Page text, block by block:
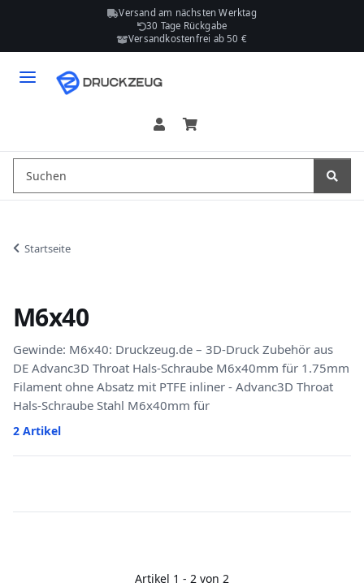
Versand am nächsten Werktag
30 Tage Rückgabe
Versandkostenfrei ab 50 €
Startseite
M6x40
Gewinde: M6x40: Druckzeug.de – 3D-Druck Zubehör aus
DE Advanc3D Throat Hals-Schraube M6x40mm für 1.75mm
Filament ohne Absatz mit PTFE inliner - Advanc3D Throat
Hals-Schraube Stahl M6x40mm für
2 Artikel
Artikel 1 - 2 von 2